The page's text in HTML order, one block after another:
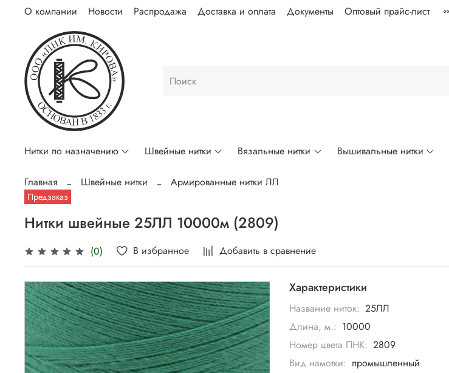
О компании Новости Распродажа Доставка и оплата Документы Оптовый прайс-лист
Нитки по назначению Швейные нитки Вязальные нитки Вышивальные нитки
Главная Швейные нитки Армированные нитки ЛЛ
Предзаказ
Нитки швейные 25ЛЛ 10000м (2809)
(0) В избранное Добавить в сравнение
Характеристики
Название ниток: 25ЛЛ
Длина, м.: 10000
Номер цвета ПНК: 2809
Вид намотки: промышленный